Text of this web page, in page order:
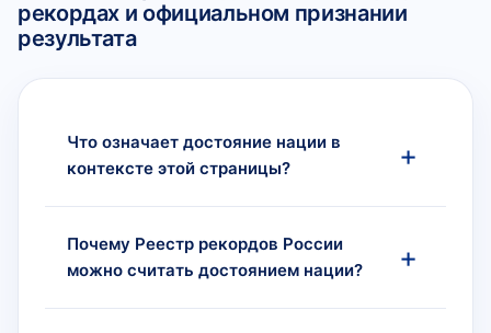
рекордах и официальном признании
результата
Что означает достояние нации в
контексте этой страницы?
Почему Реестр рекордов России
можно считать достоянием нации?